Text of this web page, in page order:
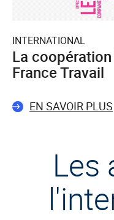
INTERNATIONAL
La
France Travail
EN SAVOIR PLUS
Les